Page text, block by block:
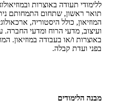
ללימודי תעודה באוצרות
תואר ראשון, שתחום התמחותם
המוזיאון, כולל היסטוריה,
ועיצוב, מדעי הרוח ומדעי החברה.
באוצרות ו/או בעבודה במוזיאון.
בפני ועדת קבלה.
מבנה הלימודים